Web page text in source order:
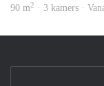
90 m2 · 3 kamers ·